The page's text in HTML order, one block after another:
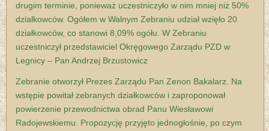
drugim terminie, ponieważ uczestniczyło w nim mniej niż 50%
działkowców. Ogółem w Walnym Zebraniu udział wzięło 20
działkowców, co stanowi 8,09% ogółu. W Zebraniu
uczestniczył przedstawiciel Okręgowego Zarządu PZD w
Legnicy – Pan Andrzej Brzustowicz
Zebranie otworzył Prezes Zarządu Pan Zenon Bakalarz. Na
wstępie powitał zebranych działkowców i zaproponował
powierzenie przewodnictwa obrad Panu Wiesławowi
Radojewskiemu. Propozycję przyjęto jednogłośnie, po czym